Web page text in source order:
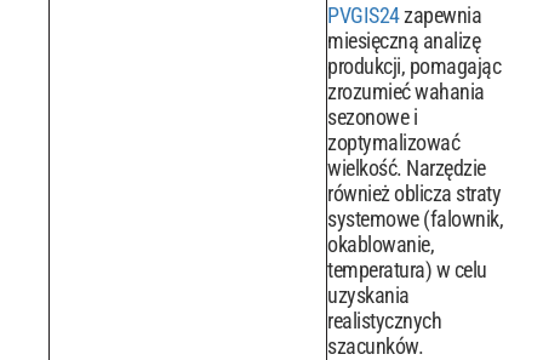
PVGIS24zapewnia
miesięczną analizę
produkcji, pomagając
zrozumieć wahania
sezonowe i
zoptymalizować
wielkość. Narzędzie
również oblicza straty
systemowe (falownik,
okablowanie,
temperatura) w celu
uzyskania
realistycznych
szacunków.